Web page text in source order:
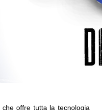
che offre tutta la tecnologia